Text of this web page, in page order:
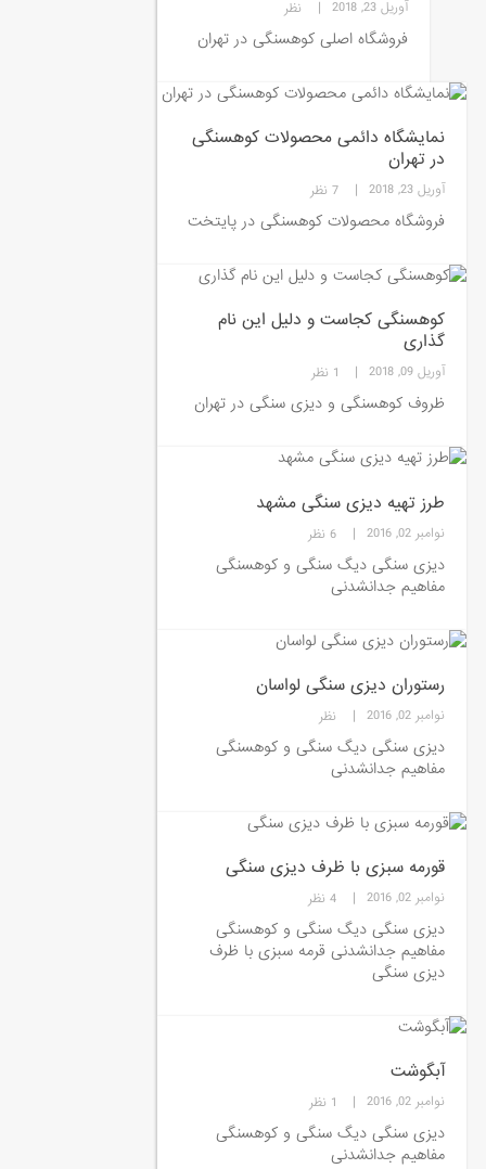
آوریل 23, 2018 | نظر
فروشگاه اصلی کوهسنگی در تهران
نمایشگاه دائمی محصولات کوهسنگی
در تهران
آوریل 23, 2018 | 7 نظر
فروشگاه محصولات کوهسنگی در پایتخت
کوهسنگی کجاست و دلیل این نام
گذاری
آوریل 09, 2018 | 1 نظر
ظروف کوهسنگی و دیزی سنگی در تهران
طرز تهیه دیزی سنگی مشهد
نوامبر 02, 2016 | 6 نظر
دیزی سنگی دیگ سنگی و کوهسنگی
مفاهیم جدانشدنی
رستوران دیزی سنگی لواسان
نوامبر 02, 2016 | نظر
دیزی سنگی دیگ سنگی و کوهسنگی
مفاهیم جدانشدنی
قورمه سبزی با ظرف دیزی سنگی
نوامبر 02, 2016 | 4 نظر
دیزی سنگی دیگ سنگی و کوهسنگی
مفاهیم جدانشدنی قرمه سبزی با ظرف
دیزی سنگی
آبگوشت
نوامبر 02, 2016 | 1 نظر
دیزی سنگی دیگ سنگی و کوهسنگی
مفاهیم جدانشدنی